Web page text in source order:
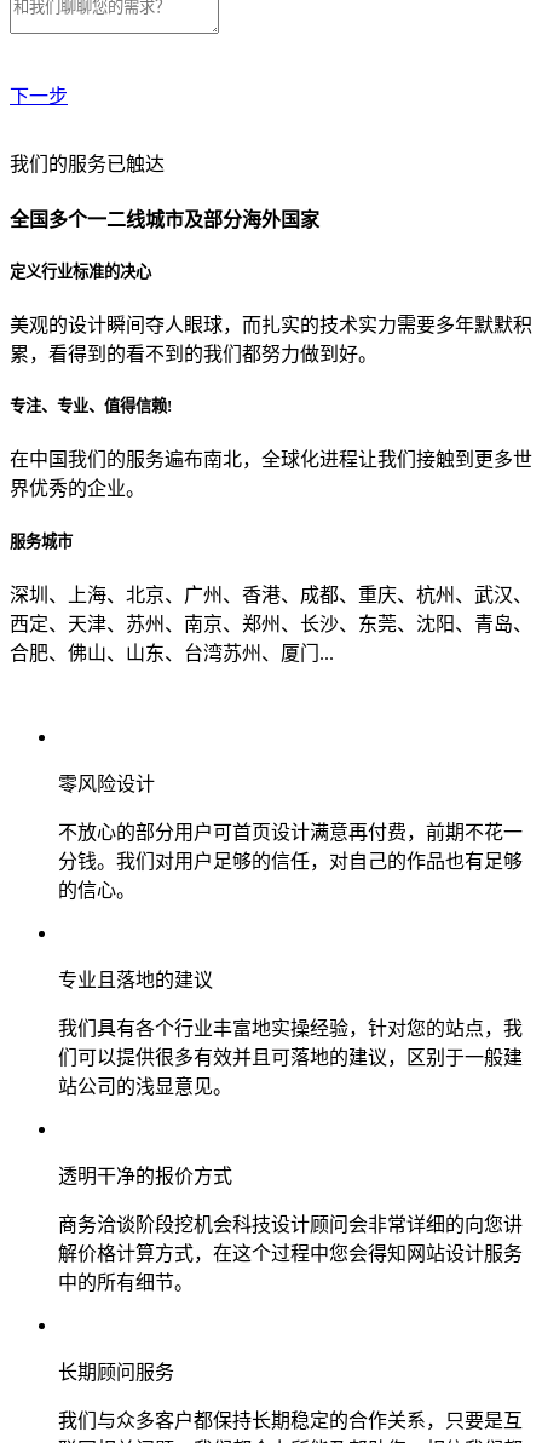
下一步
贵公司预算范围是？
贵公司的团队规模是？
目前主要的营销渠道是？
我们的服务已触达
全国多个一二线城市及部分海外国家
定义行业标准的决心
美观的设计瞬间夺人眼球，而扎实的技术实力需要多年默默积
累，看得到的看不到的我们都努力做到好。
专注、专业、值得信赖!
在中国我们的服务遍布南北，全球化进程让我们接触到更多世
界优秀的企业。
服务城市
深圳、上海、北京、广州、香港、成都、重庆、杭州、武汉、
西定、天津、苏州、南京、郑州、长沙、东莞、沈阳、青岛、
合肥、佛山、山东、台湾苏州、厦门...
零风险设计
不放心的部分用户可首页设计满意再付费，前期不花一
分钱。我们对用户足够的信任，对自己的作品也有足够
的信心。
专业且落地的建议
我们具有各个行业丰富地实操经验，针对您的站点，我
们可以提供很多有效并且可落地的建议，区别于一般建
站公司的浅显意见。
透明干净的报价方式
商务洽谈阶段挖机会科技设计顾问会非常详细的向您讲
解价格计算方式，在这个过程中您会得知网站设计服务
中的所有细节。
长期顾问服务
我们与众多客户都保持长期稳定的合作关系，只要是互